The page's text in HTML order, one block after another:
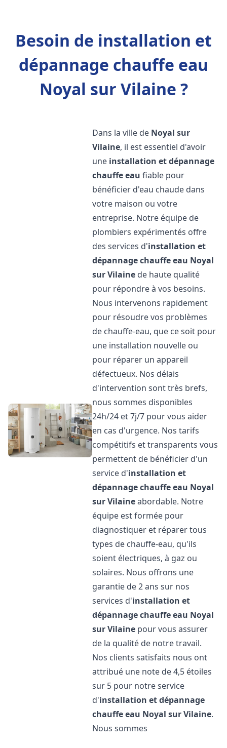
Besoin de installation et
dépannage chauffe eau
Noyal sur Vilaine ?
Dans la ville de Noyal sur
Vilaine, il est essentiel d'avoir
une installation et dépannage
chauffe eau fiable pour
bénéficier d'eau chaude dans
votre maison ou votre
entreprise. Notre équipe de
plombiers expérimentés offre
des services d'installation et
dépannage chauffe eau Noyal
sur Vilaine de haute qualité
pour répondre à vos besoins.
Nous intervenons rapidement
pour résoudre vos problèmes
de chauffe-eau, que ce soit pour
une installation nouvelle ou
pour réparer un appareil
défectueux. Nos délais
d'intervention sont très brefs,
nous sommes disponibles
24h/24 et 7j/7 pour vous aider
en cas d'urgence. Nos tarifs
compétitifs et transparents vous
permettent de bénéficier d'un
service d'installation et
dépannage chauffe eau Noyal
sur Vilaineabordable. Notre
équipe est formée pour
diagnostiquer et réparer tous
types de chauffe-eau, qu'ils
soient électriques, à gaz ou
solaires. Nous offrons une
garantie de 2 ans sur nos
services d'installation et
dépannage chauffe eau Noyal
sur Vilaine pour vous assurer
de la qualité de notre travail.
Nos clients satisfaits nous ont
attribué une note de 4,5 étoiles
sur 5 pour notre service
d'installation et dépannage
chauffe eau Noyal sur Vilaine.
Nous sommes